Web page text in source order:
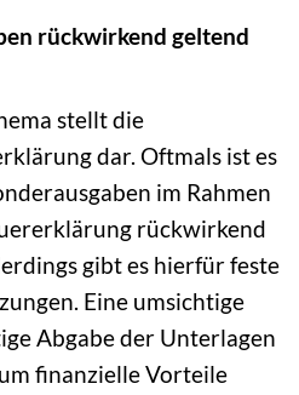
rückwirkend geltend
stellt die
dar. Oftmals ist es
im Rahmen
rückwirkend
gibt es hierfür feste
Eine umsichtige
Abgabe der Unterlagen
finanzielle Vorteile